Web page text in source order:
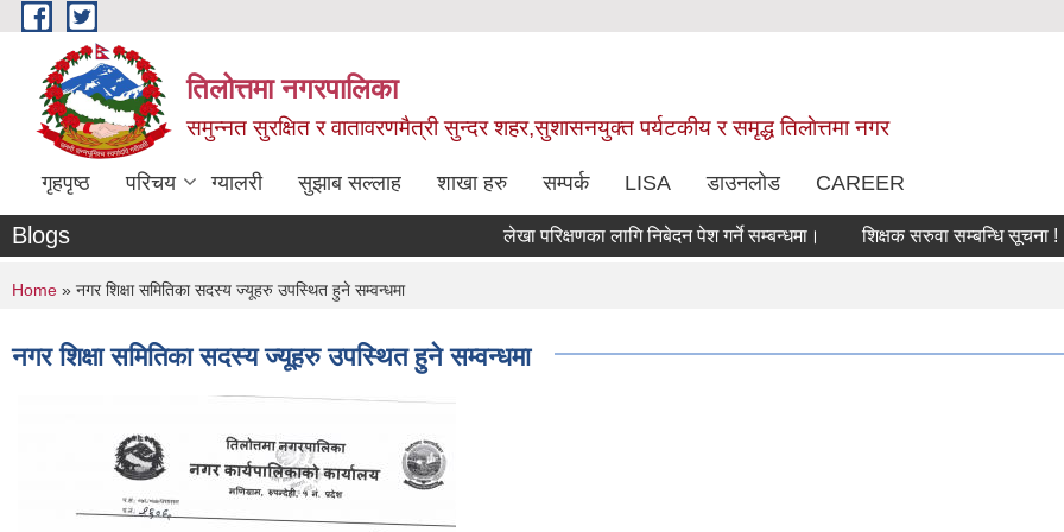
Skip to main content
तिलोत्तमा नगरपालिका
समुन्नत सुरक्षित र वातावरणमैत्री सुन्दर शहर,सुशासनयुक्त पर्यटकीय र समृद्ध तिलाेत्तमा नगर
गृहपृष्ठ परिचय ग्यालरी सुझाब सल्लाह शाखा हरु सम्पर्क LISA डाउनलोड CAREER
Blogs लेखा परिक्षणका लागि निबेदन पेश गर्ने सम्बन्धमा। शिक्षक सरुवा सम्बन्धि सूचना !
You are here
Home » नगर शिक्षा समितिका सदस्य ज्यूहरु उपस्थित हुने सम्वन्धमा
नगर शिक्षा समितिका सदस्य ज्यूहरु उपस्थित हुने सम्वन्धमा